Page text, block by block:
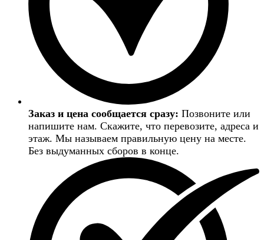
Заказ и цена сообщается сразу: Позвоните или
напишите нам. Скажите, что перевозите, адреса и
этаж. Мы называем правильную цену на месте.
Без выдуманных сборов в конце.